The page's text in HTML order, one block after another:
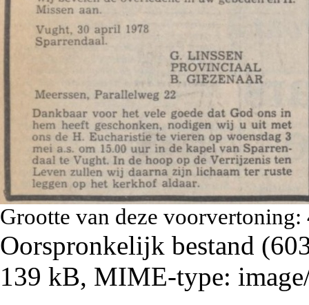
Grootte van deze voorvertoning:
Oorspronkelijk bestand
139 kB, MIME-type: